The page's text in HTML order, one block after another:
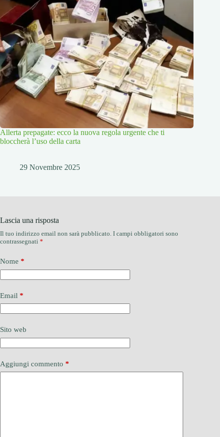
Allerta prepagate: ecco la nuova regola urgente che ti
bloccherà l’uso della carta
29 Novembre 2025
Lascia una risposta
Il tuo indirizzo email non sarà pubblicato. I campi obbligatori sono
contrassegnati *
Nome *
Email *
Sito web
Aggiungi commento *